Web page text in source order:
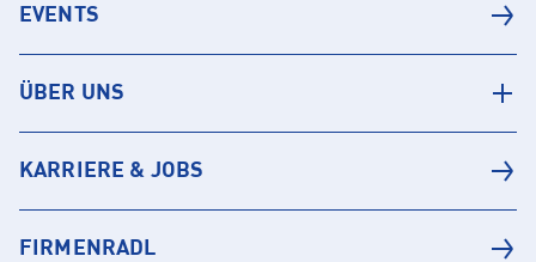
EVENTS
ÜBER UNS
KARRIERE & JOBS
FIRMENRADL